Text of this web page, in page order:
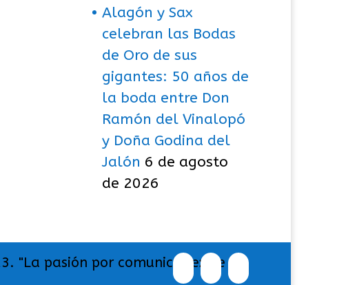
Alagón y Sax
celebran las Bodas
de Oro de sus
gigantes: 50 años de
la boda entre Don
Ramón del Vinalopó
y Doña Godina del
Jalón 6 de agosto
de 2026
"La pasión por comunicar exige